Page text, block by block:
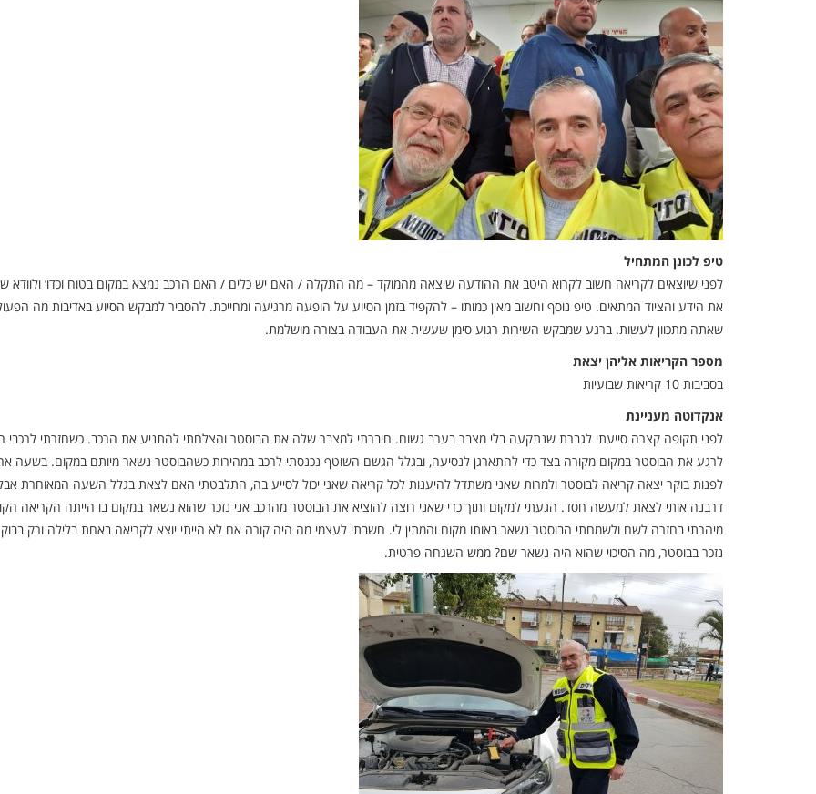
טיפ לכונן המתחיל
לפני שיוצאים לקריאה חשוב לקרוא היטב את ההודעה שיצאה מהמוקד – מה התקלה / האם יש כלים / האם הרכב נמצא במקום בטוח וכדו’ ולוודא
את הידע והציוד המתאים. טיפ נוסף וחשוב מאין כמותו – להקפיד בזמן הסיוע על הופעה מרגיעה ומחייכת. להסביר למבקש הסיוע באדיבות מה
שאתה מתכוון לעשות. ברגע שמבקש השירות רגוע סימן שעשית את העבודה בצורה מושלמת.
מספר הקריאות אליהן יצאת
בסביבות 10 קריאות שבועיות
אנקדוטה מעניינת
לפני תקופה קצרה סייעתי לגברת שנתקעה בלי מצבר בערב גשום. חיברתי למצבר שלה את הבוסטר והצלחתי להתניע את הרכב. כשחזרתי לרכבי
לרגע את הבוסטר במקום מקורה בצד כדי להתארגן לנסיעה, ובגלל הגשם השוטף נכנסתי לרכב במהירות כשהבוסטר נשאר מיותם במקום. בשעה
לפנות בוקר יצאה קריאה לבוסטר ולמרות שאני משתדל להיענות לכל קריאה שאני יכול לסייע בה, התלבטתי האם לצאת בגלל השעה המאוחרת
דרבנה אותי לצאת למעשה חסד. הגעתי למקום ותוך כדי שאני רוצה להוציא את הבוסטר מהרכב אני נזכר שהוא נשאר במקום בו הייתה הקריאה
מיהרתי בחזרה לשם ולשמחתי הבוסטר נשאר באותו מקום והמתין לי. חשבתי לעצמי מה היה קורה אם לא הייתי יוצא לקריאה באחת בלילה ורק
נזכר בבוסטר, מה הסיכוי שהוא היה נשאר שם? ממש השגחה פרטית.